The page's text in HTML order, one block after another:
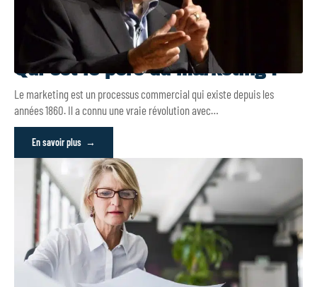
Qui est le père du marketing ?
Le marketing est un processus commercial qui existe depuis les
années 1860. Il a connu une vraie révolution avec…
En savoir plus